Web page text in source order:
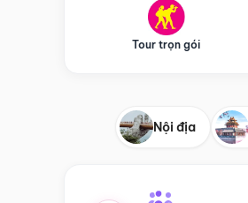
Tour trọn gói
Nội địa